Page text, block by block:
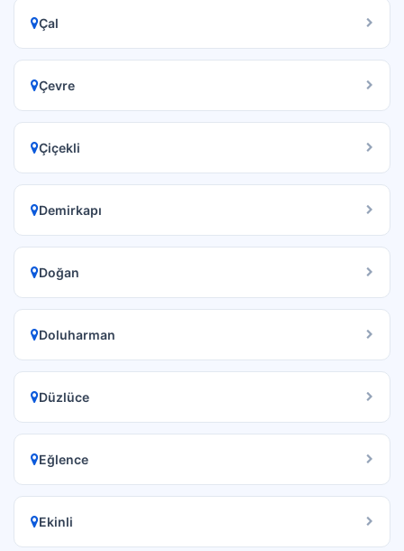
Çal
Çevre
Çiçekli
Demirkapı
Doğan
Doluharman
Düzlüce
Eğlence
Ekinli